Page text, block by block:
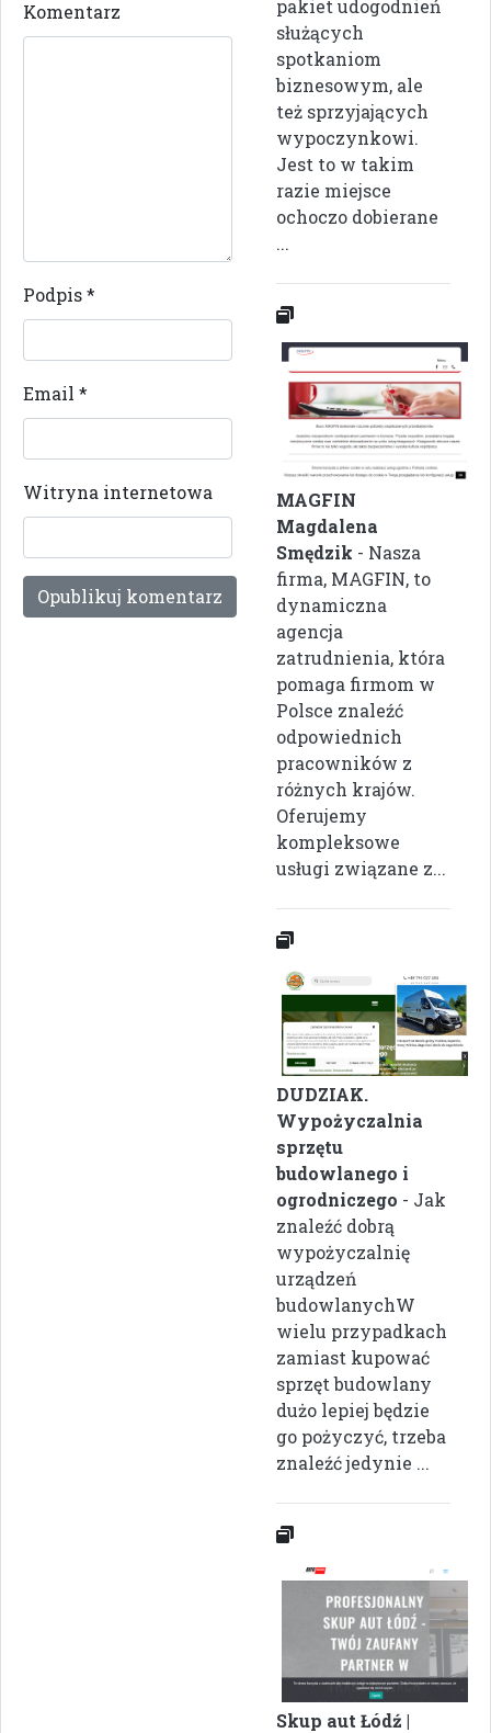
Komentarz
Podpis*
Email *
Witryna internetowa
pakiet udogodnień
służących
spotkaniom
biznesowym, ale
też sprzyjających
wypoczynkowi.
Jest to w takim
razie miejsce
ochoczo dobierane
...
MAGFIN
Magdalena
Smędzik - Nasza
firma, MAGFIN, to
dynamiczna
agencja
zatrudnienia, która
pomaga firmom w
Polsce znaleźć
odpowiednich
pracowników z
różnych krajów.
Oferujemy
kompleksowe
usługi związane z...
DUDZIAK.
Wypożyczalnia
sprzętu
budowlanego i
ogrodniczego - Jak
znaleźć dobrą
wypożyczalnię
urządzeń
budowlanychW
wielu przypadkach
zamiast kupować
sprzęt budowlany
dużo lepiej będzie
go pożyczyć, trzeba
znaleźć jedynie ...
Skup aut Łódź |